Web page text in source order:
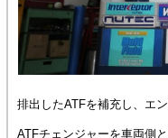
排出したATFを補充し、エ
ATFチェンジャーを車両側